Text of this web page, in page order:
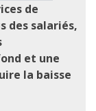
de
des salariés,
et une
la baisse